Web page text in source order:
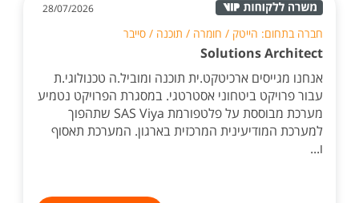
28/07/2026
חברה בתחום: הייטק / חומרה / תוכנה / סייבר
Solutions Architect
אנחנו מגייסים ארכיטקט.ית תוכנה ומוביל.ה טכנולוגי.ת
עבור פרויקט ביטחוני אסטרטגי. במסגרת הפרויקט נטמיע
מערכת מבוססת על פלטפורמת SAS Viya שתהפוך
למערכת המודיעינית המרכזית בארגון. המערכת תאסוף
ו...